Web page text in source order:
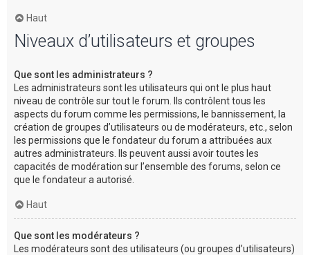
Haut
Niveaux d’utilisateurs et groupes
Que sont les administrateurs ?
Les administrateurs sont les utilisateurs qui ont le plus haut
niveau de contrôle sur tout le forum. Ils contrôlent tous les
aspects du forum comme les permissions, le bannissement, la
création de groupes d’utilisateurs ou de modérateurs, etc., selon
les permissions que le fondateur du forum a attribuées aux
autres administrateurs. Ils peuvent aussi avoir toutes les
capacités de modération sur l’ensemble des forums, selon ce
que le fondateur a autorisé.
Haut
Que sont les modérateurs ?
Les modérateurs sont des utilisateurs (ou groupes d’utilisateurs)